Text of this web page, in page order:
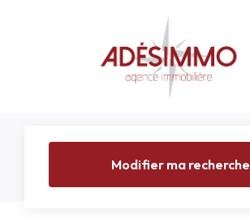
Modifier ma recherche